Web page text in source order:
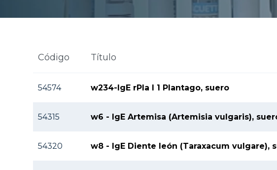
Código Título
54574 w234-IgE rPla l 1 Plantago, suero
54315 w6 - IgE Artemisa (Artemisia vulgaris),
54320 w8 - IgE Diente león (Taraxacum vulgare),